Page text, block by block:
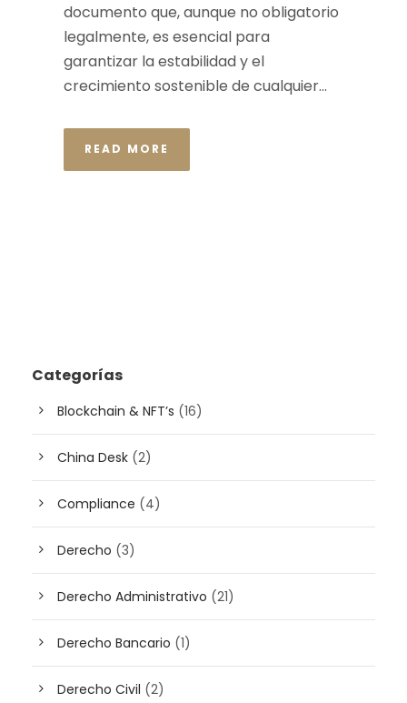
documento que, aunque no obligatorio
legalmente, es esencial para
garantizar la estabilidad y el
crecimiento sostenible de cualquier...
READ MORE
Categorías
Blockchain & NFT’s (16)
China Desk (2)
Compliance (4)
Derecho (3)
Derecho Administrativo (21)
Derecho Bancario (1)
Derecho Civil (2)